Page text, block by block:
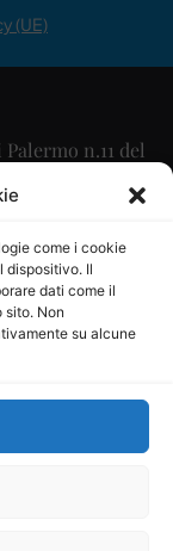
come i cookie
dispositivo. Il
dati come il
sito. Non
su alcune
(UE)
n.11 del
a r.l. è
al